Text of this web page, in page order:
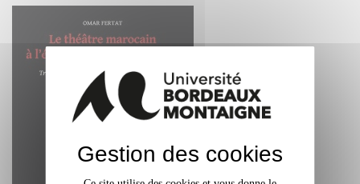
Gestion des cookies